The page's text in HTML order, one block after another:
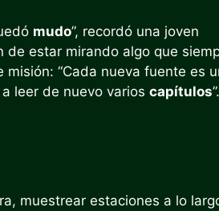
mudo”, recordó una joven
de estar mirando algo que
misión: “Cada nueva fuente es
leer de nuevo varios capítulos”.
muestrear estaciones a lo